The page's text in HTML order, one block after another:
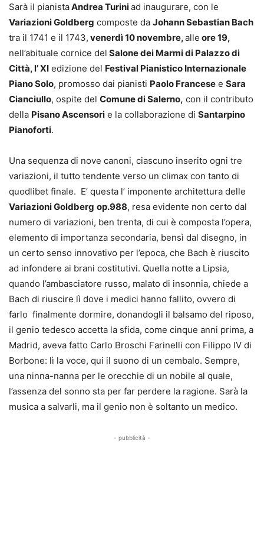
Sarà il pianistaAndrea Turiniad inaugurare, con le
Variazioni Goldberg composte da Johann Sebastian Bach
tra il 1741 e il 1743, venerdì 10 novembre,alle ore 19,
nell’abituale cornice del Salone dei Marmi di Palazzo di
Città, l’ XI edizione del Festival Pianistico Internazionale
Piano Solo, promosso dai pianisti Paolo Francese e Sara
Cianciullo, ospite del Comune di Salerno, con il contributo
della Pisano Ascensori e la collaborazione di Santarpino
Pianoforti.
Una sequenza di nove canoni, ciascuno inserito ogni tre
variazioni, il tutto tendente verso un climax con tanto di
quodlibet finale. E’ questa l’ imponente architettura delle
Variazioni Goldberg op.988, resa evidente non certo dal
numero di variazioni, ben trenta, di cui è composta l’opera,
elemento di importanza secondaria, bensì dal disegno, in
un certo senso innovativo per l’epoca, che Bach è riuscito
ad infondere ai brani costitutivi. Quella notte a Lipsia,
quando l’ambasciatore russo, malato di insonnia, chiede a
Bach di riuscire lì dove i medici hanno fallito, ovvero di
farlo finalmente dormire, donandogli il balsamo del riposo,
il genio tedesco accetta la sfida, come cinque anni prima, a
Madrid, aveva fatto Carlo Broschi Farinelli con Filippo IV di
Borbone: lì la voce, qui il suono di un cembalo. Sempre,
una ninna-nanna per le orecchie di un nobile al quale,
l’assenza del sonno sta per far perdere la ragione. Sarà la
musica a salvarli, ma il genio non è soltanto un medico.
- pubblicità -